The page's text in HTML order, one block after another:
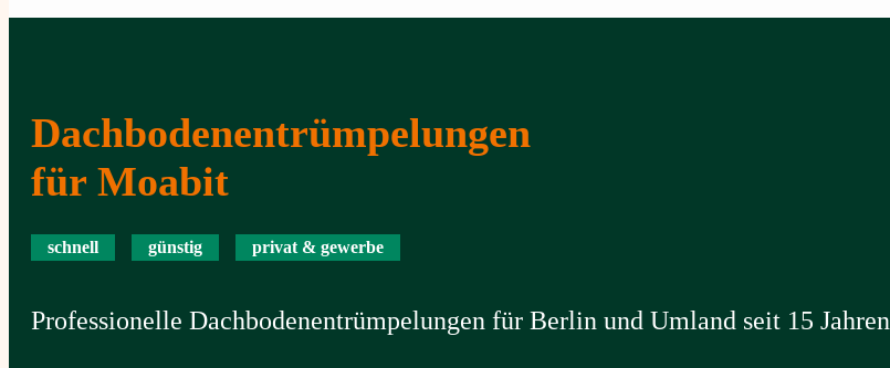
Dachbodenentrümpelungen
für Moabit
schnell günstig privat & gewerbe
Professionelle Dachbodenentrümpelungen für Berlin und Umland seit 15 Jahren